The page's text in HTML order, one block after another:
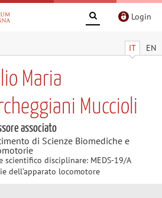
Login
IT EN
Maria
Muccioli
associato
di Scienze Biomediche e
scientifico disciplinare: MEDS-19/A
dell’apparato locomotore